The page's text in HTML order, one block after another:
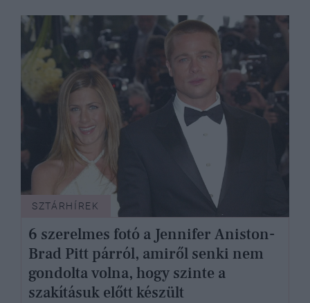
SZTÁRHÍREK
6 szerelmes fotó a Jennifer Aniston-
Brad Pitt párról, amiről senki nem
gondolta volna, hogy szinte a
szakításuk előtt készült